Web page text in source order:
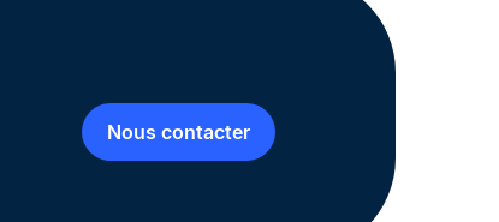
Nous contacter